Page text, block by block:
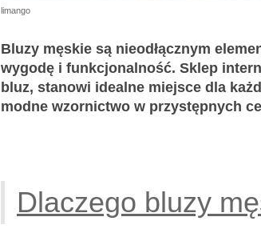
limango
Bluzy męskie są nieodłącznym
wygodę i funkcjonalność. Sklep
bluz, stanowi idealne miejsce dla
modne wzornictwo w przystępnych
Dlaczego bluzy